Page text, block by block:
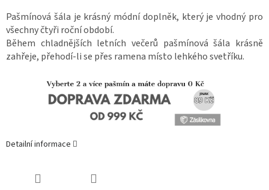
Pašmínová šála je krásný módní doplněk, který je vhodný pro
všechny čtyři roční období.
Během chladnějších letních večerů pašmínová šála krásně
zahřeje, přehodí-li se přes ramena místo lehkého svetříku.
Detailní informace